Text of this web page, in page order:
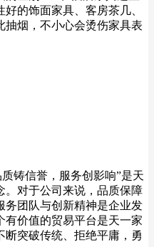
的饰面家具、客房茶几、
抽烟，不小心会烫伤家具表
铸信誉，服务创影响”是天
。对于公司来说，品质保障
务团队与创新精神是企业发
有价值的贸易平台是天一家
断突破传统、拒绝平庸，勇